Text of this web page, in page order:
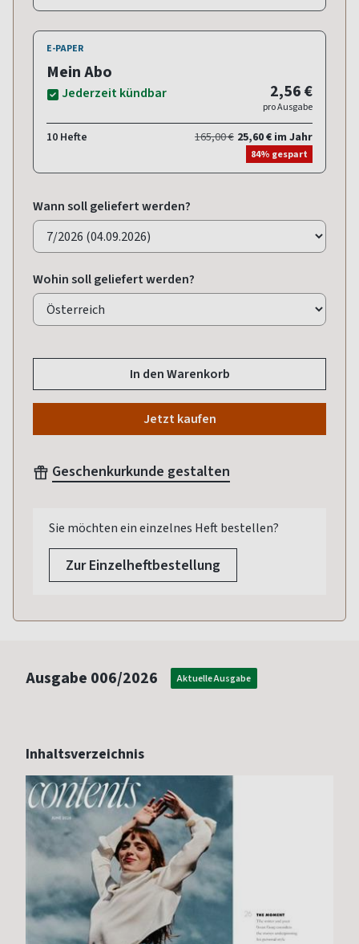
E-PAPER
Mein Abo
Jederzeit kündbar 2,56 €
pro Ausgabe
10 Hefte 165,00 € 25,60 € im Jahr
84% gespart
Wann soll geliefert werden?
Wohin soll geliefert werden?
In den Warenkorb
Jetzt kaufen
Geschenkurkunde gestalten
Sie möchten ein einzelnes Heft bestellen?
Zur Einzelheftbestellung
Ausgabe 006/2026 Aktuelle Ausgabe
Inhaltsverzeichnis